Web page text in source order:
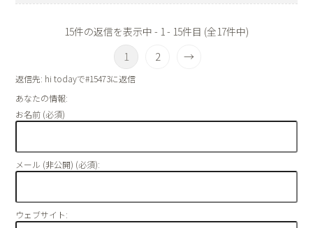
15件の返信を表示中 - 1 - 15件目 (全17件中)
1 2 →
返信先: hi todayで#15473に返信
あなたの情報:
お名前 (必須)
メール (非公開) (必須):
ウェブサイト: